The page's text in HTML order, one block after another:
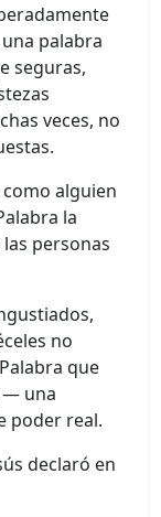
palabra
seguras,
veces, no
alguien
la
personas
no
que
— una
poder real.
declaró en